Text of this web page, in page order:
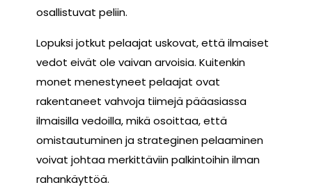
osallistuvat peliin.
Lopuksi jotkut pelaajat uskovat, että ilmaiset
vedot eivät ole vaivan arvoisia. Kuitenkin
monet menestyneet pelaajat ovat
rakentaneet vahvoja tiimejä pääasiassa
ilmaisilla vedoilla, mikä osoittaa, että
omistautuminen ja strateginen pelaaminen
voivat johtaa merkittäviin palkintoihin ilman
rahankäyttöä.